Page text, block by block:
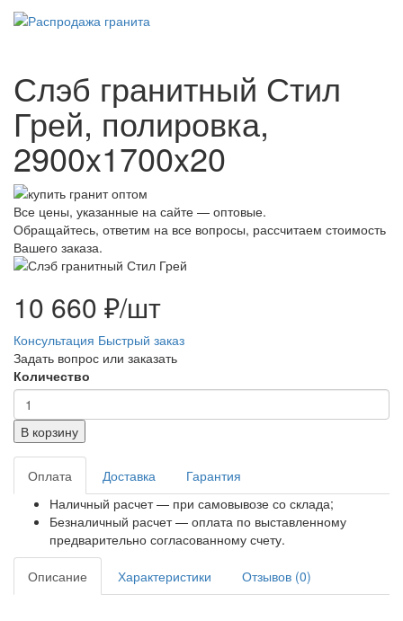
Слэб гранитный Стил
Грей, полировка,
2900x1700x20
Все цены, указанные на сайте — оптовые.
Обращайтесь, ответим на все вопросы, рассчитаем стоимость
Вашего заказа.
10 660 ₽/шт
Консультация Быстрый заказ
Задать вопрос или заказать
Количество
В корзину
Оплата Доставка
Гарантия
Наличный расчет — при самовывозе со склада;
Безналичный расчет — оплата по выставленному
предварительно согласованному счету.
Описание Характеристики Отзывов (0)